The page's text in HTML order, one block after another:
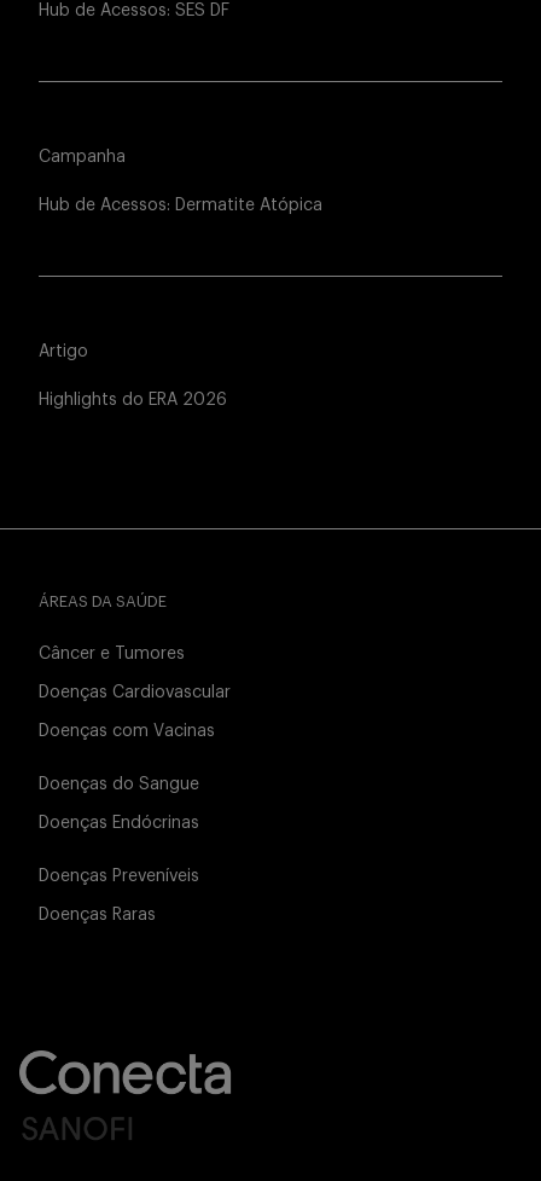
Hub de Acessos: SES DF
Campanha
Hub de Acessos: Dermatite Atópica
Artigo
Highlights do ERA 2026
ÁREAS DA SAÚDE
Câncer e Tumores
Doenças Cardiovascular
Doenças com Vacinas
Doenças do Sangue
Doenças Endócrinas
Doenças Preveníveis
Doenças Raras